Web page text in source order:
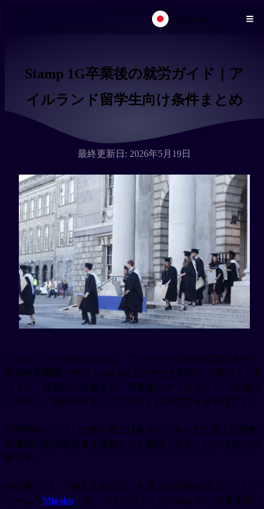
日本語
Stamp 1G卒業後の就労ガイド｜ア
イルランド留学生向け条件まとめ
最終更新日: 2026年5月19日
アイルランドのStamp 1Gは、アイルランド国内の認定大学・
高等教育機関でNFQ Level 8以上の学位を取得した非EEA／非
スイス／非英国の卒業生が、卒業後にアイルランドへ合法的
に滞在し、雇用許可なしでフルタイム就労できる制度です。
語学学校（ELE）の修了者は対象外で、あくまで第三段階教
育機関の学位取得者を対象とした制度であることに注意が必
要です。
本記事では、「使える言語力」を育てる語学学習プラットフ
ォーム「 Migaku 」が、アイルランドのStamp 1G（卒業生向け